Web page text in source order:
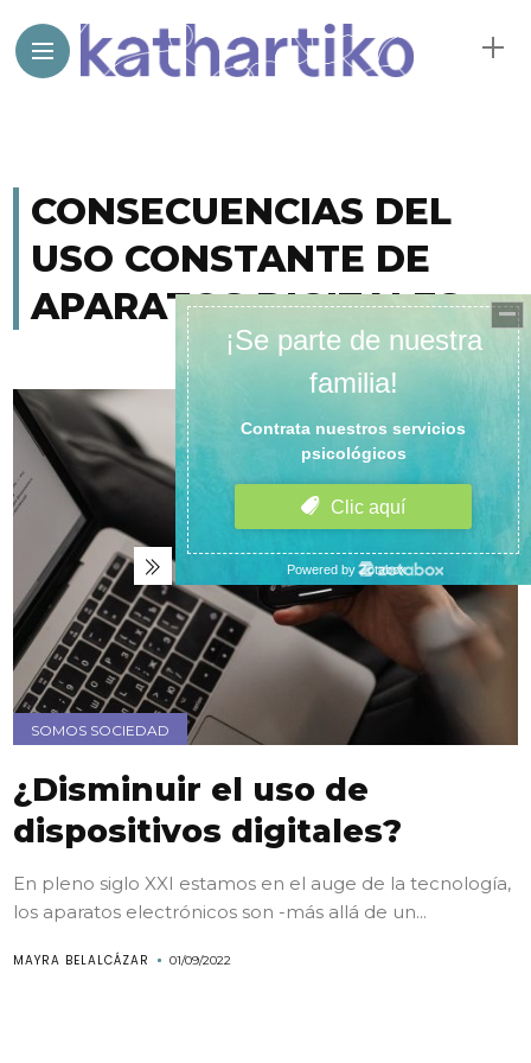
CONSECUENCIAS DEL
USO CONSTANTE DE
APARATOS DIGITALES:
SOMOS SOCIEDAD
¿Disminuir el uso de
dispositivos digitales?
En pleno siglo XXI estamos en el auge de la tecnología,
los aparatos electrónicos son -más allá de un...
MAYRA BELALCÁZAR 01/09/2022